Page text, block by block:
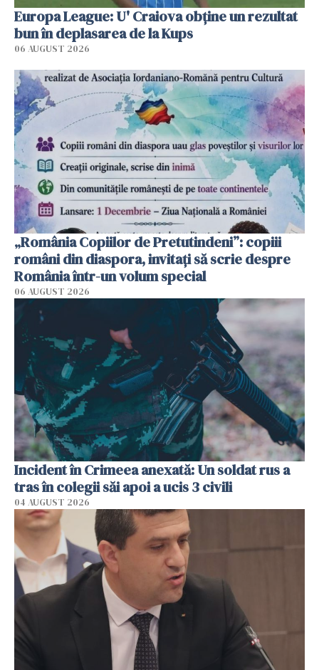
Europa League: U' Craiova obține un rezultat
bun în deplasarea de la Kups
06 AUGUST 2026
„România Copiilor de Pretutindeni”: copiii
români din diaspora, invitați să scrie despre
România într-un volum special
06 AUGUST 2026
Incident în Crimeea anexată: Un soldat rus a
tras în colegii săi apoi a ucis 3 civili
04 AUGUST 2026